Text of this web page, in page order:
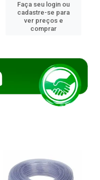
Faça seu login ou
cadastre-se para
ver preços e
comprar